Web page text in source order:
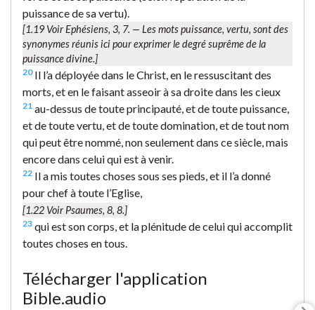
puissance de sa vertu).
[1.19 Voir Ephésiens, 3, 7. — Les motspuissance, vertu, sont des
synonymes réunis ici pour exprimer le degré suprême de la
puissance divine.]
20Il l’a déployée dans le Christ, en le ressuscitant des
morts, et en le faisant asseoir à sa droite dans les cieux
21 au-dessus de toute principauté, et de toute puissance,
et de toute vertu, et de toute domination, et de tout nom
qui peut être nommé, non seulement dans ce siècle, mais
encore dans celui qui est à venir.
22 Il a mis toutes choses sous ses pieds, et il l’a donné
pour chef à toute l’Eglise,
[1.22 Voir Psaumes, 8, 8.]
23 qui est son corps, et la plénitude de celui qui accomplit
toutes choses en tous.
Télécharger l'application
Bible.audio